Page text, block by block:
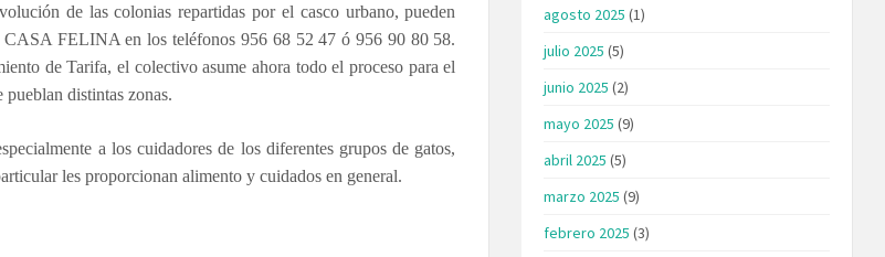
de las colonias repartidas por el casco urbano, pueden
CASA FELINA en los teléfonos 956 68 52 47 ó 956 90 80 58.
de Tarifa, el colectivo asume ahora todo el proceso para el
distintas zonas.
a los cuidadores de los diferentes grupos de gatos,
les proporcionan alimento y cuidados en general.
agosto 2025 (1)
julio 2025 (5)
junio 2025 (2)
mayo 2025 (9)
abril 2025 (5)
marzo 2025 (9)
febrero 2025 (3)